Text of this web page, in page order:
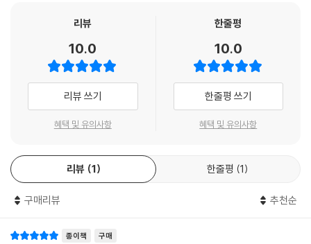
투명한 스타드림 표지 종이로 커버를 한 겹 더 입혔습니다. 시리즈의 통일
8차분에서는 이향지 시인의 네번째 시집 『내 눈앞의 전선』을 71번으로 내
세웁니다. “시가 언(言)이라고 생각하는 이들에게 내 시는 미래로 보일 것
이다”(시인의 말)라고 선언했던 2002년을 지나 이향지 시인은 말합니다.
“이렇게나 많은 여자가 내 안에 복작대고 있었음을 확인한다. 숨을 곳이 없
나선 만큼 숨어 있고 숨겨져 있던 여성 시인들의 목소리, 시대를 앞서 묵묵
히 제 시의 발성으로 온몸을 써왔던 여성 시인들을 보다 적극적으로 찾고
손을 내밀 참이기도 합니다.
이번 8차분 개요는 다음과 같습니다. 1989년 『월간문학』으로 등단한 이
리뷰
10.0
리뷰 쓰기
혜택 및 유의사항
한줄평
10.0
한줄평 쓰기
혜택 및 유의사항
리뷰 1 한줄평 1
구매리뷰 추천순
종이책 구매